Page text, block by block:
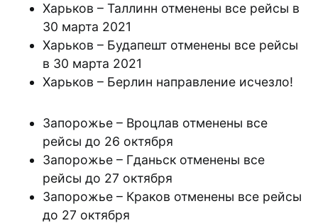
Харьков – Таллинн отменены все рейсы в
30 марта 2021
Харьков – Будапешт отменены все рейсы
в 30 марта 2021
Харьков – Берлин направление исчезло!
Запорожье – Вроцлав отменены все
рейсы до 26 октября
Запорожье – Гданьск отменены все
рейсы до 27 октября
Запорожье – Краков отменены все рейсы
до 27 октября